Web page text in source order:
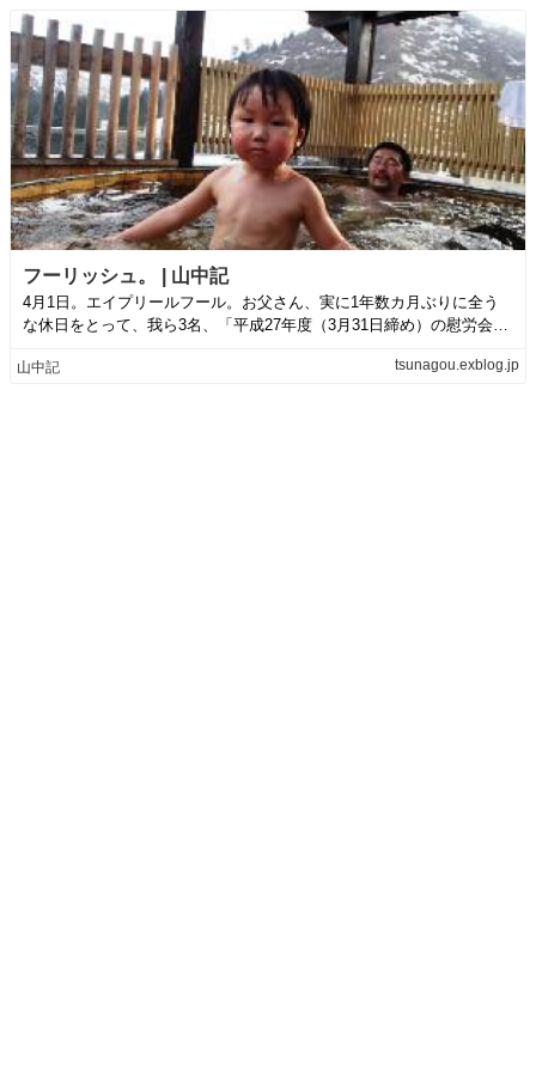
フーリッシュ。 | 山中記
4月1日。エイプリールフール。お父さん、実に1年数カ月ぶりに全う
な休日をとって、我ら3名、「平成27年度（3月31日締め）の慰労会」
山中記 tsunagou.exblog.jp